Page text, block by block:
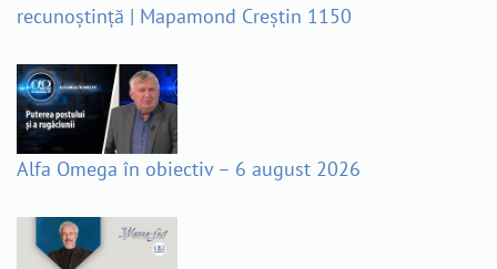
recunoștință | Mapamond Creștin 1150
Alfa Omega în obiectiv – 6 august 2026